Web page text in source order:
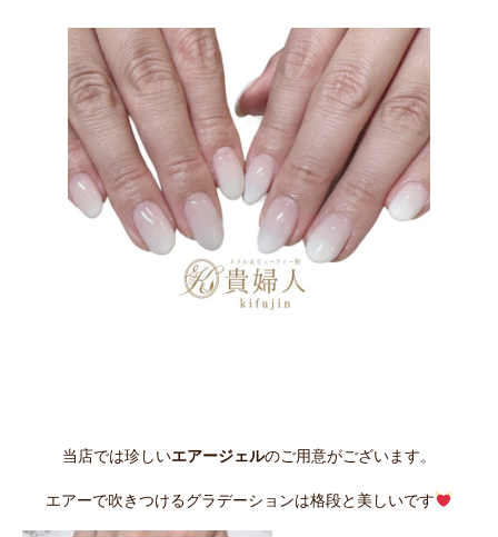
当店では珍しいエアージェルのご用意がございます。
エアーで吹きつけるグラデーションは格段と美しいです